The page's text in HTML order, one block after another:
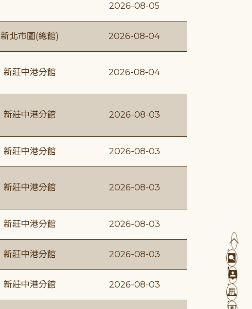
2026-08-05
新北市圖(總館) 2026-08-04
新莊中港分館 2026-08-04
新莊中港分館 2026-08-03
新莊中港分館 2026-08-03
新莊中港分館 2026-08-03
新莊中港分館 2026-08-03
新莊中港分館 2026-08-03
新莊中港分館 2026-08-03